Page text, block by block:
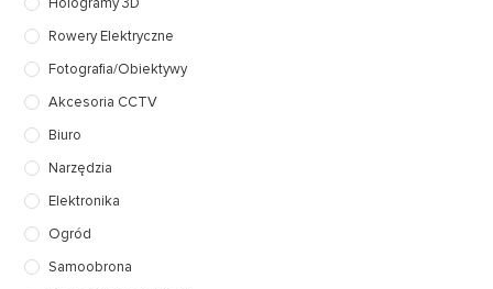
Rowery Elektryczne
Fotografia/Obiektywy
Akcesoria CCTV
Biuro
Narzędzia
Elektronika
Ogród
Samoobrona